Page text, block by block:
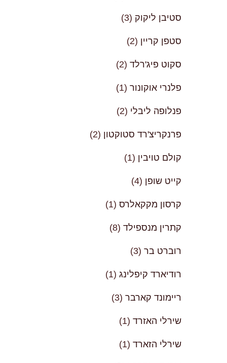
סטיבן ליקוק (3)
סטפן קריין (2)
סקוט פיג'רלד (2)
פלנרי אוקונור (1)
פנלופה ליבלי (2)
פרנקריצ'רד סטוקטון (2)
קולם טויבין (1)
קייט שופן (4)
קרסון מקקאלרס (1)
קתרין מנספילד (8)
רוברט בר (3)
רודיארד קיפלינג (1)
ריימונד קארבר (3)
שירלי האזרד (1)
שירלי הזארד (1)